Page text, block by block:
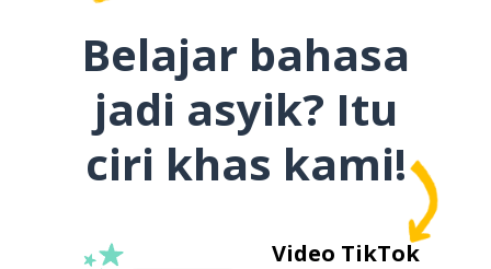
Belajar bahasa
jadi asyik? Itu
ciri khas kami!
Video TikTok